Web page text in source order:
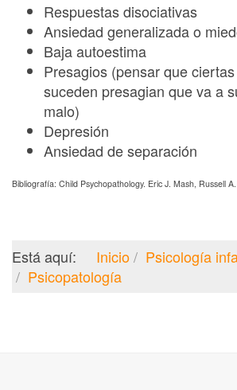
Respuestas disociativas
Ansiedad generalizada o
Baja autoestima
Presagios (pensar que
suceden presagian que va a
malo)
Depresión
Ansiedad de separación
Bibliografía: Child Psychopathology. Eric J. Mash, Russell
Está aquí: Inicio
Psicología
Psicopatología